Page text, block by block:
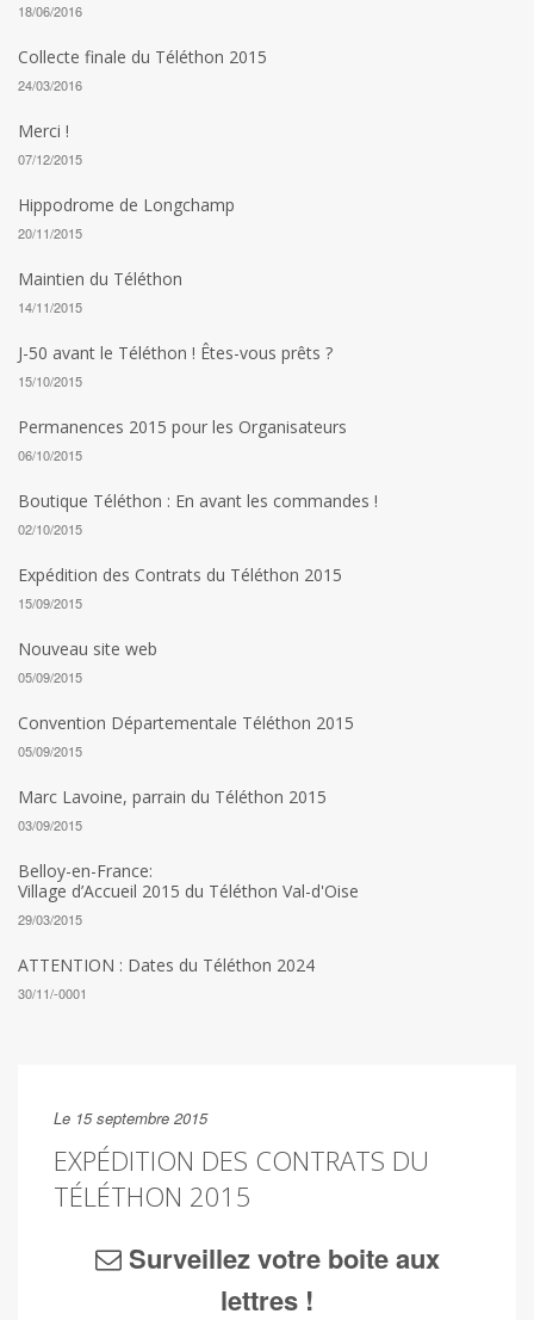
18/06/2016
Collecte finale du Téléthon 2015
24/03/2016
Merci !
07/12/2015
Hippodrome de Longchamp
20/11/2015
Maintien du Téléthon
14/11/2015
J-50 avant le Téléthon ! Êtes-vous prêts ?
15/10/2015
Permanences 2015 pour les Organisateurs
06/10/2015
Boutique Téléthon : En avant les commandes !
02/10/2015
Expédition des Contrats du Téléthon 2015
15/09/2015
Nouveau site web
05/09/2015
Convention Départementale Téléthon 2015
05/09/2015
Marc Lavoine, parrain du Téléthon 2015
03/09/2015
Belloy-en-France:
Village d’Accueil 2015 du Téléthon Val-d'Oise
29/03/2015
ATTENTION : Dates du Téléthon 2024
30/11/-0001
Le 15 septembre 2015
EXPÉDITION DES CONTRATS DU
TÉLÉTHON 2015
Surveillez votre boite aux
lettres !